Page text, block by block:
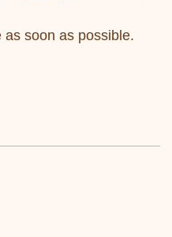
as soon as possible.